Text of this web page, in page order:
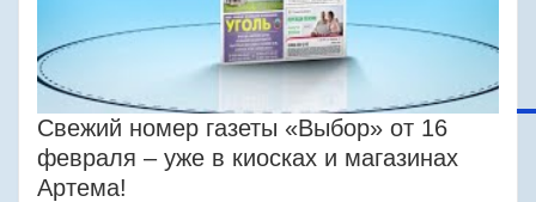
Свежий номер газеты «Выбор» от 16
февраля – уже в киосках и магазинах
Артема!